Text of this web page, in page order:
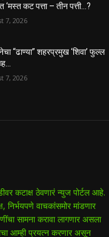
‘मस्त कट पत्ता – तीन पत्ती…?
7, 2026
“ढाण्या” शहरप्रमुख ‘शिवा’ फुल्ल
7, 2026
कटाक्ष ठेवणारं न्युज पोर्टल आहे.
निर्भयपणे वाचकांसमोर मांडणार
सामना करावा लागणार असला
आम्ही प्रयत्न करणार असून